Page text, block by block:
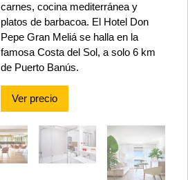
carnes, cocina mediterránea y
platos de barbacoa. El Hotel Don
Pepe Gran Meliá se halla en la
famosa Costa del Sol, a solo 6 km
de Puerto Banús.
Ver precio